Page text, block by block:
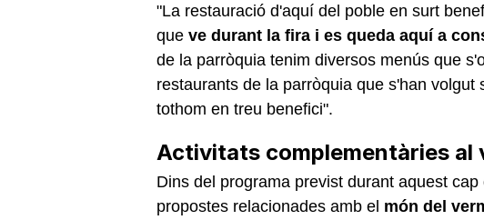
"La restauració d'aquí del poble en surt
que ve durant la fira i es queda aquí a
de la parròquia tenim diversos menús que
restaurants de la parròquia que s'han volgut
tothom en treu benefici".
Activitats complementàries al
Dins del programa previst durant aquest
propostes relacionades amb el món del